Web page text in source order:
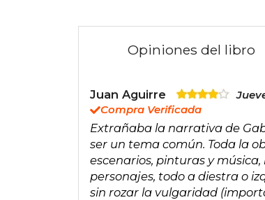
Opiniones del libro
Juan Aguirre
Compra Verificada
Extrañaba la narrativa de
ser un tema común. Toda la
escenarios, pinturas y
personajes, todo a diestra o
sin rozar la vulgaridad